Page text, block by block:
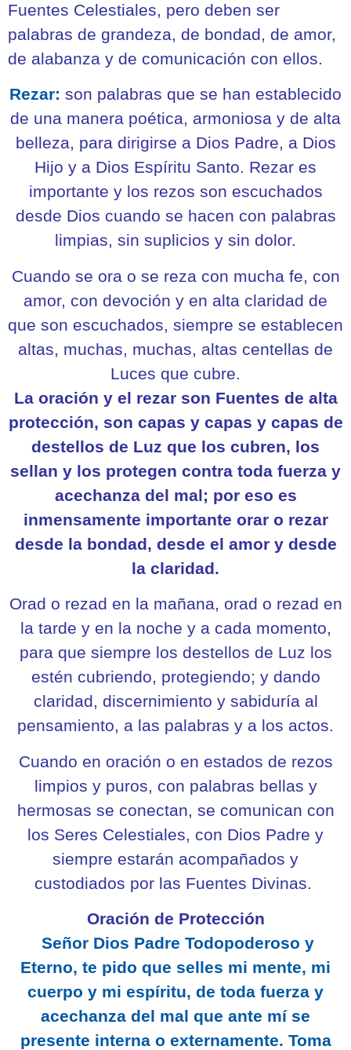
Fuentes Celestiales, pero deben ser
palabras de grandeza, de bondad, de amor,
de alabanza y de comunicación con ellos.
Rezar: son palabras que se han establecido
de una manera poética, armoniosa y de alta
belleza, para dirigirse a Dios Padre, a Dios
Hijo y a Dios Espíritu Santo. Rezar es
importante y los rezos son escuchados
desde Dios cuando se hacen con palabras
limpias, sin suplicios y sin dolor.
Cuando se ora o se reza con mucha fe, con
amor, con devoción y en alta claridad de
que son escuchados, siempre se establecen
altas, muchas, muchas, altas centellas de
Luces que cubre.
La oración y el rezar son Fuentes de alta
protección, son capas y capas y capas de
destellos de Luz que los cubren, los
sellan y los protegen contra toda fuerza y
acechanza del mal; por eso es
inmensamente importante orar o rezar
desde la bondad, desde el amor y desde
la claridad.
Orad o rezad en la mañana, orad o rezad en
la tarde y en la noche y a cada momento,
para que siempre los destellos de Luz los
estén cubriendo, protegiendo; y dando
claridad, discernimiento y sabiduría al
pensamiento, a las palabras y a los actos.
Cuando en oración o en estados de rezos
limpios y puros, con palabras bellas y
hermosas se conectan, se comunican con
los Seres Celestiales, con Dios Padre y
siempre estarán acompañados y
custodiados por las Fuentes Divinas.
Oración de Protección
Señor Dios Padre Todopoderoso y
Eterno, te pido que selles mi mente, mi
cuerpo y mi espíritu, de toda fuerza y
acechanza del mal que ante mí se
presente interna o externamente. Toma